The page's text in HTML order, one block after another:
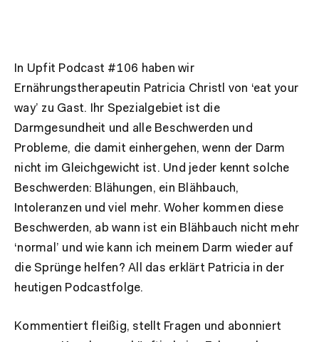
In Upfit Podcast #106 haben wir
Ernährungstherapeutin Patricia Christl von ‘eat your
way’ zu Gast. Ihr Spezialgebiet ist die
Darmgesundheit und alle Beschwerden und
Probleme, die damit einhergehen, wenn der Darm
nicht im Gleichgewicht ist. Und jeder kennt solche
Beschwerden: Blähungen, ein Blähbauch,
Intoleranzen und viel mehr. Woher kommen diese
Beschwerden, ab wann ist ein Blähbauch nicht mehr
‘normal’ und wie kann ich meinem Darm wieder auf
die Sprünge helfen? All das erklärt Patricia in der
heutigen Podcastfolge.
Kommentiert fleißig, stellt Fragen und abonniert